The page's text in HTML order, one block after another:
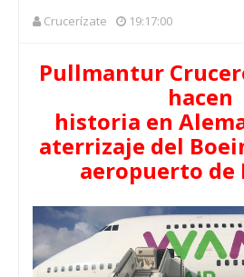
Crucerízate 19:17:00
Pullmantur
hacen
historia en
aterrizaje del
aeropuerto de